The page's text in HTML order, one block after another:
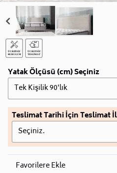
Yatak Ölçüsü (cm) Seçiniz
Tek Kişilik 90'lık
Teslimat Tarihi İçin Teslimat
Seçiniz.
Favorilere Ekle